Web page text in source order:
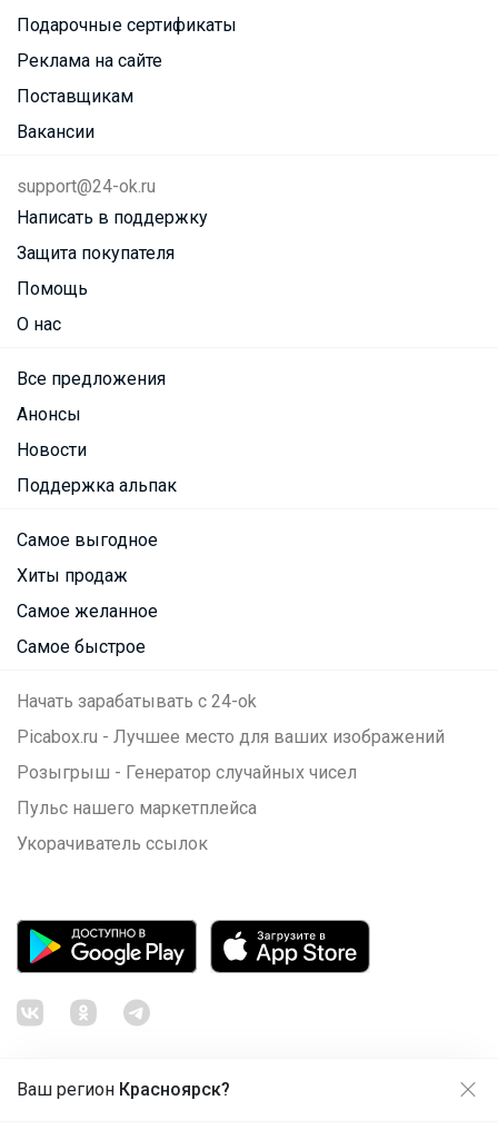
Ваш регион Красноярск?
Подарочные сертификаты
Реклама на сайте
Поставщикам
Вакансии
support@24-ok.ru
Написать в поддержку
Защита покупателя
Помощь
О нас
Все предложения
Анонсы
Новости
Поддержка альпак
Самое выгодное
Хиты продаж
Самое желанное
Самое быстрое
Начать зарабатывать с 24-ok
Picabox.ru - Лучшее место для ваших изображений
Розыгрыш - Генератор случайных чисел
Пульс нашего маркетплейса
Укорачиватель ссылок
Продолжая использовать этот сайт и нажимая кнопку